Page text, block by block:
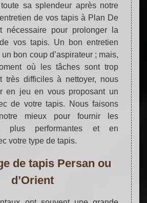
sa splendeur après notre
de vos tapis à Plan De
nécessaire pour prolonger la
vos tapis. Un bon entretien
bon coup d’aspirateur ; mais,
où les tâches sont trop
très difficiles à nettoyer, nous
en jeu en vous proposant un
de votre tapis. Nous faisons
mieux pour fournir les
plus performantes et en
votre type de tapis.
de tapis Persan ou
d’Orient